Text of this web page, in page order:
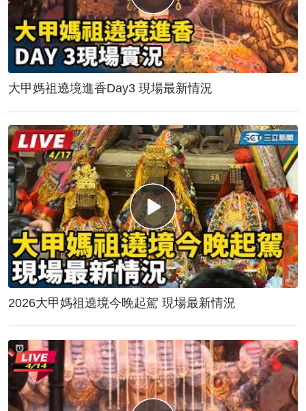
大甲媽祖遶境進香Day3 現場最新情況
2026大甲媽祖遶境今晚起駕 現場最新情況